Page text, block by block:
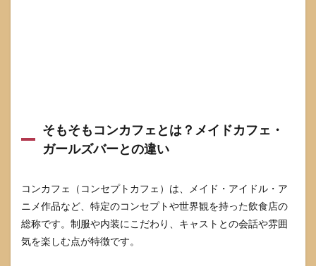
2.2
未成
年の
飲酒
で問
題に
なる
ポイ
そもそもコンカフェとは？メイドカフェ・
ガールズバーとの違い
コンカフェ（コンセプトカフェ）は、メイド・アイドル・ア
ニメ作品など、特定のコンセプトや世界観を持った飲食店の
総称です。制服や内装にこだわり、キャストとの会話や雰囲
気を楽しむ点が特徴です。